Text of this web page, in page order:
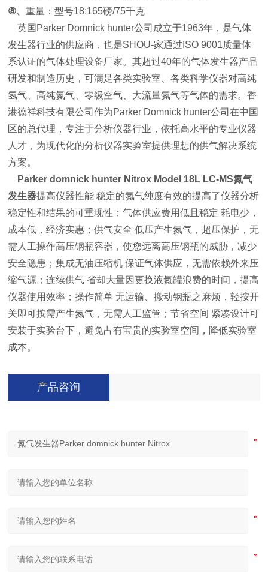
⑧、重量：型号18:165磅/75千克
英国Parker Domnick hunter公司成立于1963年，是气体
发生器行业的供应商，也是SHOU-家通过ISO 9001质量体
系认证的气体处理设备厂家。其超过40年的气体发生器产品
研发和制造历史，可满足各类实验室、各类科学仪器对高纯
氢气、高纯氮气、零级空气、大流量氮气等气体的需求。香
港德祥科技有限公司作为Parker Domnick hunter公司在中国
区的总代理，专注于分析仪器行业，依托高水平的专业仪器
人才，为现代化的分析仪器实验室提供理想的供气解决系统
方案。
Parkerdomnick hunter Nitrox Model 18L LC-MS氮气
发生器提高仪器性能 稳定的氮气纯度有效的提高了仪器分析
稳定性和结果的可重现性；气体供应费用低且稳定 耗电少，
成本低，经济实惠；供气安全 低压产生氮气，超压保护，无
需人工操作高压钢瓶容器，使您远离高压钢瓶的威胁，减少
安全隐患；集成无油压缩机 保证气体供应，无需依赖外来压
缩气源；连续供气 省却大量因更换液氮罐浪费的时间，提高
仪器使用效率；操作简单 无运输、搬动钢瓶之麻烦，轻按开
关即可按需产生氮气，无需人工监管；节省空间 紧凑设计可
安装于实验台下，避免占有宝贵的实验室空间，降低实验室
成本。
产品咨询